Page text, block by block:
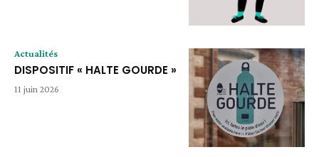
Actualités
DISPOSITIF « HALTE GOURDE »
11 juin 2026